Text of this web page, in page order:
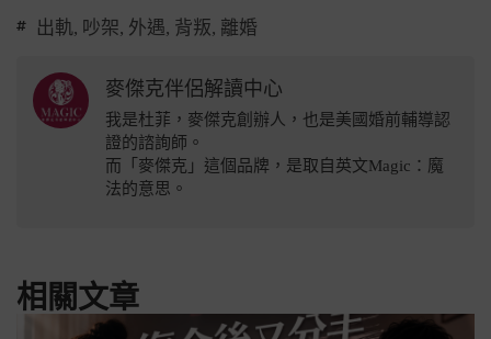
出軌, 吵架, 外遇, 背叛, 離婚
麥傑克伴侶解讀中心
我是杜菲，麥傑克創辦人，也是美國婚前輔導認
證的諮詢師。
而「麥傑克」這個品牌，是取自英文Magic：魔
法的意思。
相關文章